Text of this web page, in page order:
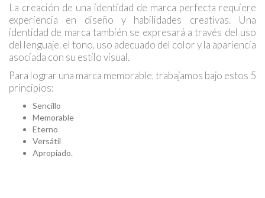
La creación de una identidad de marca perfecta requiere
experiencia en diseño y habilidades creativas. Una
identidad de marca también se expresará a través del uso
del lenguaje, el tono, uso adecuado del color y la apariencia
asociada con su estilo visual.
Para lograr una marca memorable, trabajamos bajo estos 5
principios:
Sencillo
Memorable
Eterno
Versátil
Apropiado.